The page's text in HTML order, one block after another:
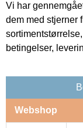
Vi har
dem med stjerner
betingelser,
Webshop